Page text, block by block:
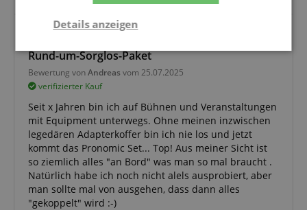
Rund-um-Sorglos-Paket
Bewertung vonAndreas vom 25.07.2025
verifizierter Kauf
Seit x Jahren bin ich auf Bühnen und Veranstaltungen
mit Equipment unterwegs. Ohne meinen inzwischen
legedären Adapterkoffer bin ich nie los und jetzt
kommt das Pronomic Set... Top! Aus meiner Sicht ist
so ziemlich alles "an Bord" was man so mal braucht .
Natürlich habe ich noch nicht alels ausprobiert, aber
man sollte mal von ausgehen, dass dann alles
"gekoppelt" wird :-)
Details anzeigen
Notwendig Statistik Marketing
Funktional
Notwendig